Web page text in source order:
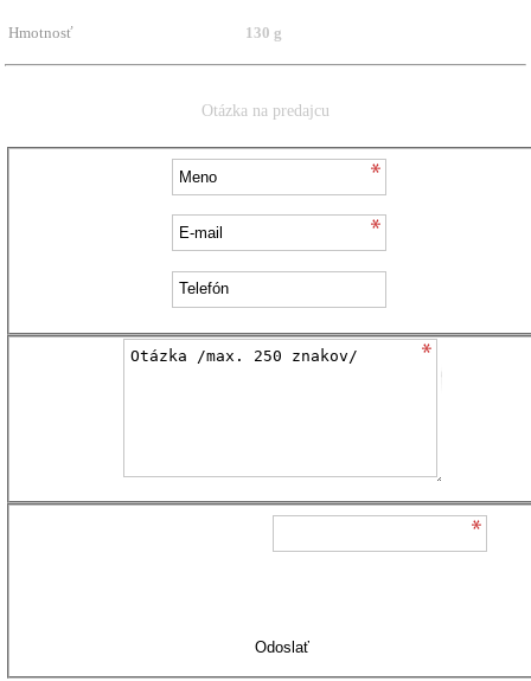
Hmotnosť 130 g
Otázka na predajcu